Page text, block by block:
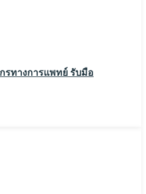
ทางการแพทย์ รับมือ